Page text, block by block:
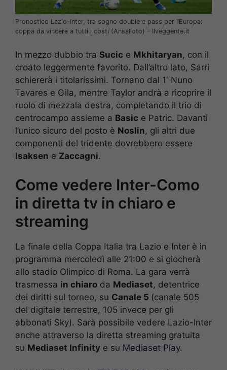
Pronostico Lazio-Inter, tra sogno double e pass per l’Europa:
coppa da vincere a tutti i costi (AnsaFoto) – Ilveggente.it
In mezzo dubbio tra Sucic e Mkhitaryan, con il
croato leggermente favorito. Dall’altro lato, Sarri
schiererà i titolarissimi. Tornano dal 1′ Nuno
Tavares e Gila, mentre Taylor andrà a ricoprire il
ruolo di mezzala destra, completando il trio di
centrocampo assieme a Basic e Patric. Davanti
l’unico sicuro del posto è Noslin, gli altri due
componenti del tridente dovrebbero essere
Isaksen e Zaccagni.
Come vedere Inter-Como
in diretta tv in chiaro e
streaming
La finale della Coppa Italia tra Lazio e Inter è in
programma mercoledì alle 21:00 e si giocherà
allo stadio Olimpico di Roma. La gara verrà
trasmessa in chiaro da Mediaset, detentrice
dei diritti sul torneo, su Canale 5 (canale 505
del digitale terrestre, 105 invece per gli
abbonati Sky). Sarà possibile vedere Lazio-Inter
anche attraverso la diretta streaming gratuita
su Mediaset Infinity e su Mediaset Play.